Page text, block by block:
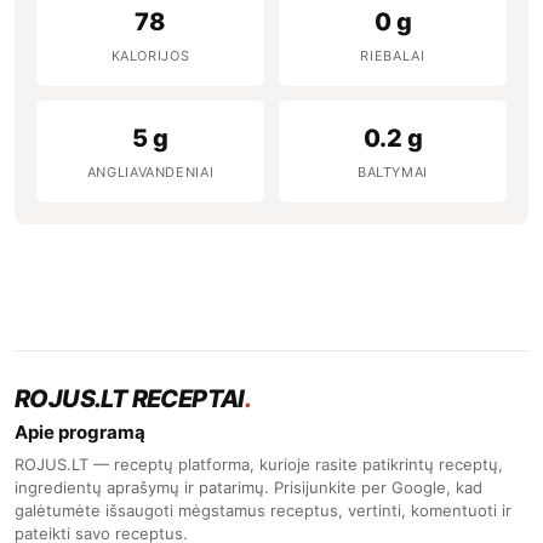
78
KALORIJOS
0 g
RIEBALAI
5 g
ANGLIAVANDENIAI
0.2 g
BALTYMAI
ROJUS.LT RECEPTAI.
Apie programą
ROJUS.LT — receptų platforma, kurioje rasite patikrintų receptų,
ingredientų aprašymų ir patarimų. Prisijunkite per Google, kad
galėtumėte išsaugoti mėgstamus receptus, vertinti, komentuoti ir
pateikti savo receptus.